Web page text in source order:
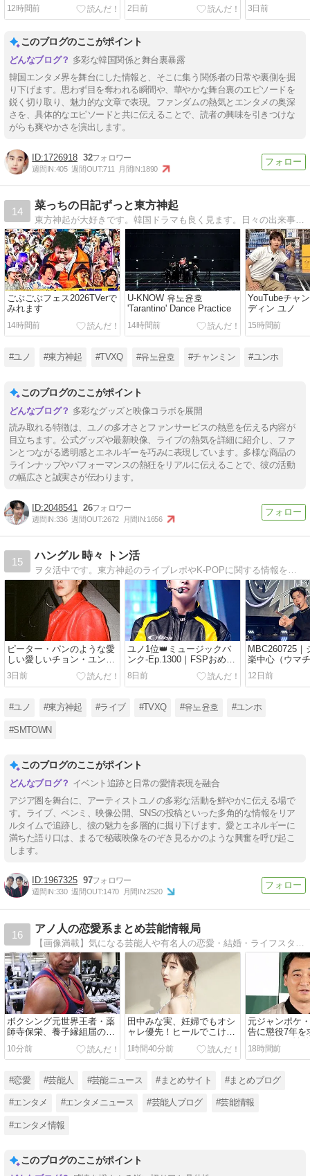
12時間前
2日前
3日前
このブログのここがポイント
多彩な韓国関係と舞台裏暴露
韓国エンタメ界を舞台にした情報と、そこに集う関係者の日常や裏側を掘
り下げます。思わず目を奪われる瞬間や、華やかな舞台裏のエピソードを
鋭く切り取り、魅力的な文章で表現。ファンダムの熱気とエンタメの奥深
さを、具体的なエピソードと共に伝えることで、読者の興味を引きつけな
がらも爽やかさを演出します。
1726918 32
週間IN:405 週間OUT:711 月間IN:1890
14
菜っちの日記ずっと東方神起
ごぶごぶフェス2026TVerで
みれます
14時間前
U-KNOW 유노윤호
'Tarantino' Dance Practice
14時間前
YouTubeチャ
ディン ユノ
15時間前
#ユノ #東方神起 #TVXQ #유노윤호 #チャンミン #ユンホ
このブログのここがポイント
多彩なグッズと映像コラボを展開
読み取れる特徴は、ユノの多才さとファンサービスの熱意を伝える内容が
目立ちます。公式グッズや最新映像、ライブの熱気を詳細に紹介し、ファ
ンとつながる透明感とエネルギーを巧みに表現しています。多様な商品の
ラインナップやパフォーマンスの熱狂をリアルに伝えることで、彼の活動
の幅広さと誠実さが伝わります。
2048541 26
週間IN:336 週間OUT:2672 月間IN:1656
15
ハングル 時々 トン活
ピーター・パンのような愛
しい愛しいチョン・ユンホ
さま。
3日前
ユノ1位👑ミュージックバ
ンク-Ep.1300｜FSPおめで
とう✨️
8日前
MBC260725｜
楽中心（ウマ
12日前
#ユノ #東方神起 #ライブ #TVXQ #유노윤호 #ユンホ
#SMTOWN
このブログのここがポイント
イベント追跡と日常の愛情表現を融合
アジア圏を舞台に、アーティストユノの多彩な活動を鮮やかに伝える場で
す。ライブ、ペンミ、映像公開、SNSの投稿といった多角的な情報をリア
ルタイムで追跡し、彼の魅力を多層的に掘り下げます。愛とエネルギーに
満ちた語り口は、まるで秘蔵映像をのぞき見るかのような興奮を呼び起こ
します。
1967325 97
週間IN:330 週間OUT:1470 月間IN:2520
16
アノ人の恋愛系まとめ芸能情報局
ボクシング元世界王者・薬
師寺保栄、養子縁組届の偽
造を認める！
10分前
田中みな実、妊婦でもオシ
ャレ優先！ヒールでこけた
らどうすんのｗ
1時間40分前
元ジャンポケ
告に懲役7年を
バス内での性
重かった
18時間前
#恋愛 #芸能人 #芸能ニュース #まとめサイト #まとめブログ
#エンタメ #エンタメニュース #芸能人ブログ #芸能情報
#エンタメ情報
このブログのここがポイント